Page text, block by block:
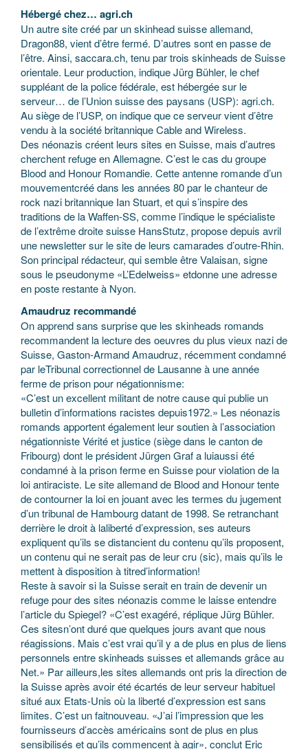
Hébergé chez… agri.ch
Un autre site créé par un skinhead suisse allemand,
Dragon88, vient d’être fermé. D’autres sont en passe de
l’être. Ainsi, saccara.ch, tenu par trois skinheads de Suisse
orientale. Leur production, indique Jürg Bühler, le chef
suppléant de la police fédérale, est hébergée sur le
serveur… de l’Union suisse des paysans (USP): agri.ch.
Au siège de l’USP, on indique que ce serveur vient d’être
vendu à la société britannique Cable and Wireless.
Des néonazis créent leurs sites en Suisse, mais d’autres
cherchent refuge en Allemagne. C’est le cas du groupe
Blood and Honour Romandie. Cette antenne romande d’un
mouvementcréé dans les années 80 par le chanteur de
rock nazi britannique Ian Stuart, et qui s’inspire des
traditions de la Waffen-SS, comme l’indique le spécialiste
de l’extrême droite suisse HansStutz, propose depuis avril
une newsletter sur le site de leurs camarades d’outre-Rhin.
Son principal rédacteur, qui semble être Valaisan, signe
sous le pseudonyme «L’Edelweiss» etdonne une adresse
en poste restante à Nyon.
Amaudruz recommandé
On apprend sans surprise que les skinheads romands
recommandent la lecture des oeuvres du plus vieux nazi de
Suisse, Gaston-Armand Amaudruz, récemment condamné
par leTribunal correctionnel de Lausanne à une année
ferme de prison pour négationnisme:
«C’est un excellent militant de notre cause qui publie un
bulletin d’informations racistes depuis1972.» Les néonazis
romands apportent également leur soutien à l’association
négationniste Vérité et justice (siège dans le canton de
Fribourg) dont le président Jürgen Graf a luiaussi été
condamné à la prison ferme en Suisse pour violation de la
loi antiraciste. Le site allemand de Blood and Honour tente
de contourner la loi en jouant avec les termes du jugement
d’un tribunal de Hambourg datant de 1998. Se retranchant
derrière le droit à laliberté d’expression, ses auteurs
expliquent qu’ils se distancient du contenu qu’ils proposent,
un contenu qui ne serait pas de leur cru (sic), mais qu’ils le
mettent à disposition à titred’information!
Reste à savoir si la Suisse serait en train de devenir un
refuge pour des sites néonazis comme le laisse entendre
l’article du Spiegel? «C’est exagéré, réplique Jürg Bühler.
Ces sitesn’ont duré que quelques jours avant que nous
réagissions. Mais c’est vrai qu’il y a de plus en plus de liens
personnels entre skinheads suisses et allemands grâce au
Net.» Par ailleurs,les sites allemands ont pris la direction de
la Suisse après avoir été écartés de leur serveur habituel
situé aux Etats-Unis où la liberté d’expression est sans
limites. C’est un faitnouveau. «J’ai l’impression que les
fournisseurs d’accès américains sont de plus en plus
sensibilisés et qu’ils commencent à agir», conclut Eric